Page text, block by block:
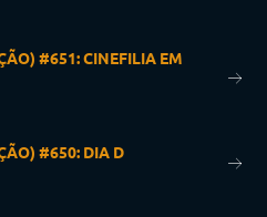
#651: CINEFILIA EM
#650: DIA D